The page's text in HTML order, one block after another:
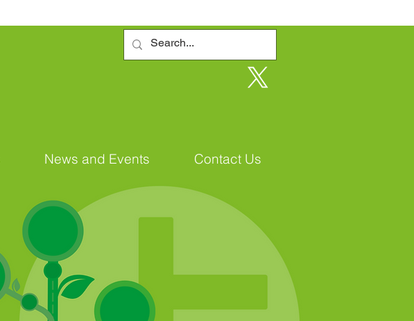
News and Events Contact Us